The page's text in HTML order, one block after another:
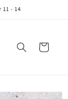
- 14
Varukorg